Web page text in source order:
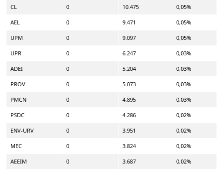
CL 0 10.475 0,05%
AEL 0 9.471 0,05%
UPM 0 9.097 0,05%
UPR 0 6.247 0,03%
ADEI 0 5.204 0,03%
PROV 0 5.073 0,03%
PMCN 0 4.895 0,03%
PSDC 0 4.286 0,02%
ENV-URV 0 3.951 0,02%
MEC 0 3.824 0,02%
AEEIM 0 3.687 0,02%